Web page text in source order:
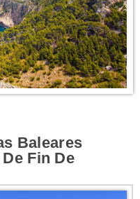
went
Baleares
Fin De